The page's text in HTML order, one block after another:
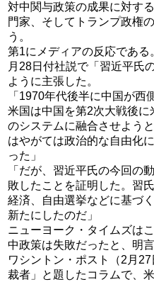
対中関与政策の成果に対す
門家、そしてトランプ政権
う。
第1にメディアの反応であ
月28日付社説で「習近平氏
ように主張した。
「1970年代後半に中国が西
米国は中国を第2次大戦後
のシステムに融合させよう
はやがては政治的な自由化
った」
「だが、習近平氏の今回の
敗したことを証明した。習
経済、自由選挙などに基づ
新たにしたのだ」
ニューヨーク・タイムズは
中政策は失敗だったと、明言
ワシントン・ポスト（2月
裁者」と題したコラムで、